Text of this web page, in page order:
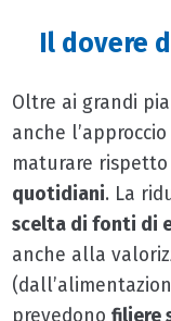
Il dovere
Oltre ai grandi
anche l’approccio
maturare rispetto
quotidiani. La
scelta di fonti di
anche alla
prevedono filiere